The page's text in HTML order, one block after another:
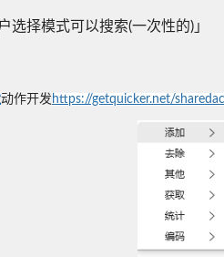
选择模式可以搜索(一次性的)」
动作开发 https://getquicker.net/